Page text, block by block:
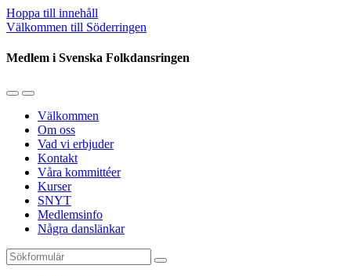
Hoppa till innehåll
Välkommen till Söderringen
Medlem i Svenska Folkdansringen
Slå
mobilmenyn
Slå
på/av
sökfältet
Välkommen
Om oss
Vad vi erbjuder
Kontakt
Våra kommittéer
Kurser
SNYT
Medlemsinfo
Några danslänkar
Sök